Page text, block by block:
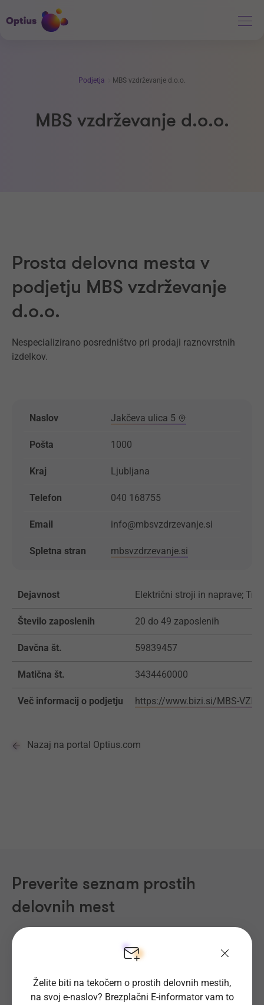
Podjetja MBS vzdrževanje d.o.o.
MBS vzdrževanje d.o.o.
Prosta delovna mesta v
podjetju MBS vzdrževanje
d.o.o.
Nespecializirano posredništvo pri prodaji raznovrstnih
izdelkov.
Naslov Jakčeva ulica 5
Pošta 1000
Kraj Ljubljana
Telefon 040 168755
Email info@mbsvzdrzevanje.si
Spletna stran mbsvzdrzevanje.si
Dejavnost Električni stroji in naprave;
Število zaposlenih 20 do 49 zaposlenih
Davčna št. 59839457
Matična št. 3434460000
Več informacij o podjetju https://www.bizi.si/MBS-
Nazaj na portal Optius.com
Preverite seznam prostih
delovnih mest
Kraji
Proizvodnja, Steklarstvo(410)
Želite biti na tekočem o prostih delovnih mestih,
na svoj e-naslov? Brezplačni E-informator vam to